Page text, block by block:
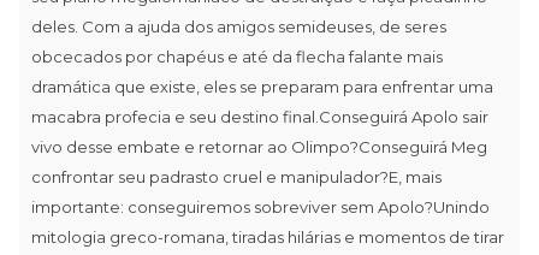
deles. Com a ajuda dos amigos semideuses, de seres
obcecados por chapéus e até da flecha falante mais
dramática que existe, eles se preparam para enfrentar uma
macabra profecia e seu destino final.Conseguirá Apolo sair
vivo desse embate e retornar ao Olimpo?Conseguirá Meg
confrontar seu padrasto cruel e manipulador?E, mais
importante: conseguiremos sobreviver sem Apolo?Unindo
mitologia greco-romana, tiradas hilárias e momentos de tirar